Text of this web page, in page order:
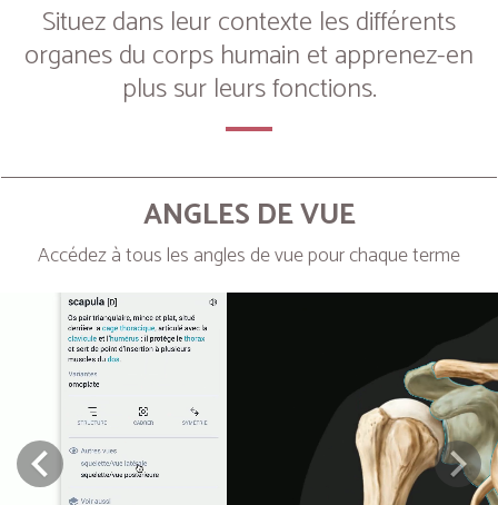
Situez dans leur contexte les différents
organes du corps humain et apprenez-en
plus sur leurs fonctions.
ANGLES DE VUE
Accédez à tous les angles de vue pour chaque terme